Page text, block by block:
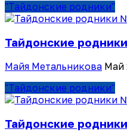
"Тайдонские родники"
Тайдонские
Майя Метальникова Май
"Тайдонские родники"
Тайдонские